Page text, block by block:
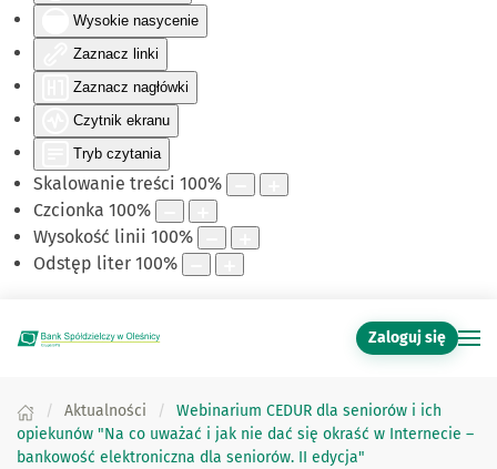
Wysokie nasycenie
Zaznacz linki
Zaznacz nagłówki
Czytnik ekranu
Tryb czytania
Skalowanie treści 100%
Czcionka 100%
Wysokość linii 100%
Odstęp liter 100%
Zaloguj się
Aktualności
Webinarium CEDUR dla seniorów i ich
opiekunów "Na co uważać i jak nie dać się okraść w Internecie –
bankowość elektroniczna dla seniorów. II edycja"